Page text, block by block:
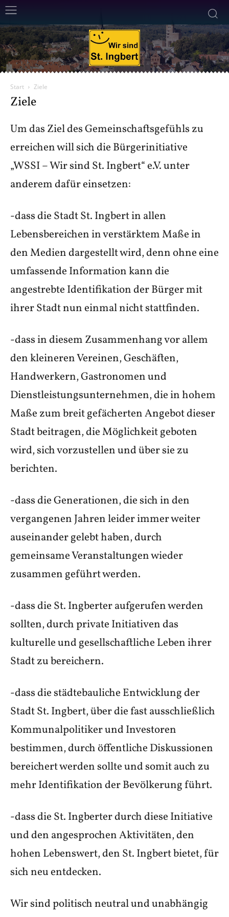
Start Ziele
Ziele
Um das Ziel des Gemeinschaftsgefühls zu
erreichen will sich die Bürgerinitiative
„WSSI – Wir sind St. Ingbert“ e.V. unter
anderem dafür einsetzen:
-dass die Stadt St. Ingbert in allen
Lebensbereichen in verstärktem Maße in
den Medien dargestellt wird, denn ohne eine
umfassende Information kann die
angestrebte Identifikation der Bürger mit
ihrer Stadt nun einmal nicht stattfinden.
-dass in diesem Zusammenhang vor allem
den kleineren Vereinen, Geschäften,
Handwerkern, Gastronomen und
Dienstleistungsunternehmen, die in hohem
Maße zum breit gefächerten Angebot dieser
Stadt beitragen, die Möglichkeit geboten
wird, sich vorzustellen und über sie zu
berichten.
-dass die Generationen, die sich in den
vergangenen Jahren leider immer weiter
auseinander gelebt haben, durch
gemeinsame Veranstaltungen wieder
zusammen geführt werden.
-dass die St. Ingberter aufgerufen werden
sollten, durch private Initiativen das
kulturelle und gesellschaftliche Leben ihrer
Stadt zu bereichern.
-dass die städtebauliche Entwicklung der
Stadt St. Ingbert, über die fast ausschließlich
Kommunalpolitiker und Investoren
bestimmen, durch öffentliche Diskussionen
bereichert werden sollte und somit auch zu
mehr Identifikation der Bevölkerung führt.
-dass die St. Ingberter durch diese Initiative
und den angesprochen Aktivitäten, den
hohen Lebenswert, den St. Ingbert bietet, für
sich neu entdecken.
Wir sind politisch neutral und unabhängig